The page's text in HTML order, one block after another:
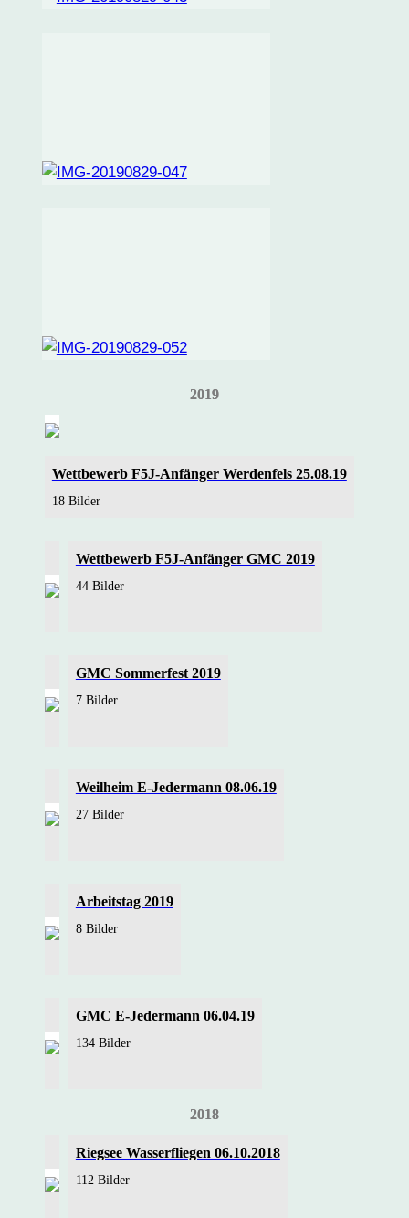
2019
Wettbewerb F5J-Anfänger Werdenfels 25.08.19
18 Bilder
Wettbewerb F5J-Anfänger GMC 2019
44 Bilder
GMC Sommerfest 2019
7 Bilder
Weilheim E-Jedermann 08.06.19
27 Bilder
Arbeitstag 2019
8 Bilder
GMC E-Jedermann 06.04.19
134 Bilder
2018
Riegsee Wasserfliegen 06.10.2018
112 Bilder